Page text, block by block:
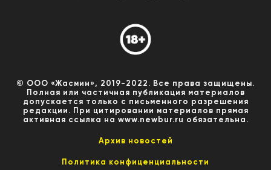
© ООО «Жасмин», 2019-2022. Все права защищены.
Полная или частичная публикация материалов
допускается только с письменного разрешения
редакции. При цитировании материалов прямая
активная ссылка на www.newbur.ru обязательна.
Архив новостей
Политика конфиценциальности